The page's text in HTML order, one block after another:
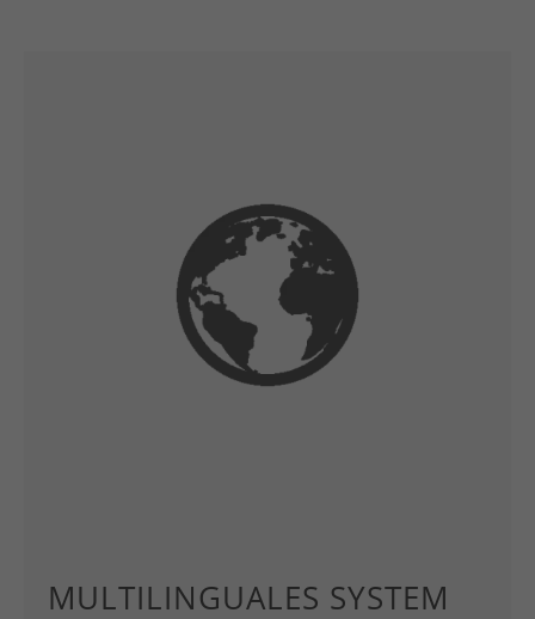
MULTILINGUALES SYSTEM